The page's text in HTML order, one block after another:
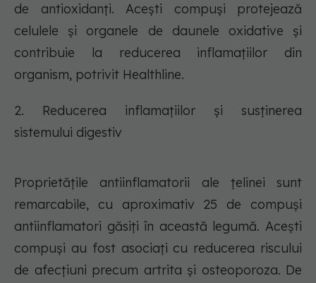
de antioxidanți. Acești compuși protejează
celulele și organele de daunele oxidative și
contribuie la reducerea inflamațiilor din
organism, potrivit Healthline.
2. Reducerea inflamațiilor și susținerea
sistemului digestiv
Proprietățile antiinflamatorii ale țelinei sunt
remarcabile, cu aproximativ 25 de compuși
antiinflamatori găsiți în această legumă. Acești
compuși au fost asociați cu reducerea riscului
de afecțiuni precum artrita și osteoporoza. De